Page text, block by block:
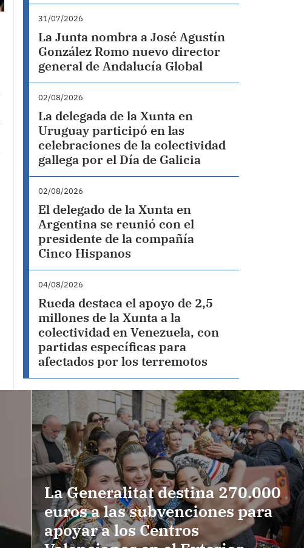
31/07/2026
La Junta nombra a José Agustín
González Romo nuevo director
general de Andalucía Global
02/08/2026
La delegada de la Xunta en
Uruguay participó en las
celebraciones de la colectividad
gallega por el Día de Galicia
02/08/2026
El delegado de la Xunta en
Argentina se reunió con el
presidente de la compañía
Cinco Hispanos
04/08/2026
Rueda destaca el apoyo de 2,5
millones de la Xunta a la
colectividad en Venezuela, con
partidas específicas para
afectados por los terremotos
La Generalitat destina 270.000
euros a las subvenciones para
apoyar a los Centros